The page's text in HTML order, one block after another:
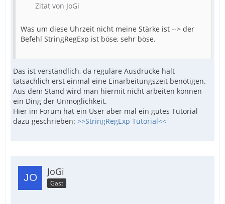
Zitat von JoGi
Was um diese Uhrzeit nicht meine Stärke ist --> der
Befehl StringRegExp ist böse, sehr böse.
Das ist verständlich, da reguläre Ausdrücke halt
tatsächlich erst einmal eine Einarbeitungszeit benötigen.
Aus dem Stand wird man hiermit nicht arbeiten können -
ein Ding der Unmöglichkeit.
Hier im Forum hat ein User aber mal ein gutes Tutorial
dazu geschrieben: >>StringRegExp Tutorial<<
JoGi
Gast